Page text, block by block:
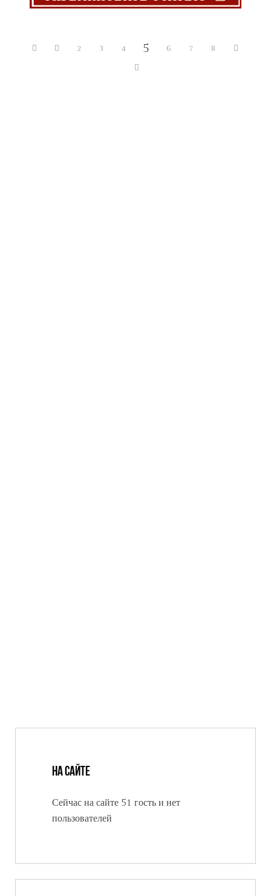
2 3 4 5 6 7 8
На сайте
Сейчас на сайте 51 гость и нет
пользователей